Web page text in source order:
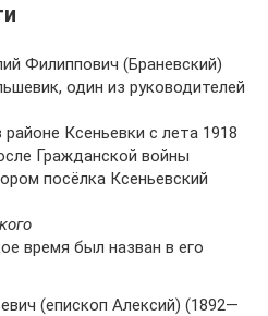
Филиппович (Браневский)
один из руководителей
Ксеньевки с лета 1918
Гражданской войны
посёлка Ксеньевский
время был назван в его
(епископ Алексий) (1892—